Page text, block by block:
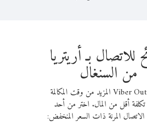
للاتصال بـ أريتريا
من السنغال
يمنحك Viber Out المزيد من وقت المكالمة
تكلفة أقل من المال. اختر من أحد
المرنة ذات السعر المنخفض: